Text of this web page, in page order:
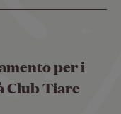
per i
Club Tiare